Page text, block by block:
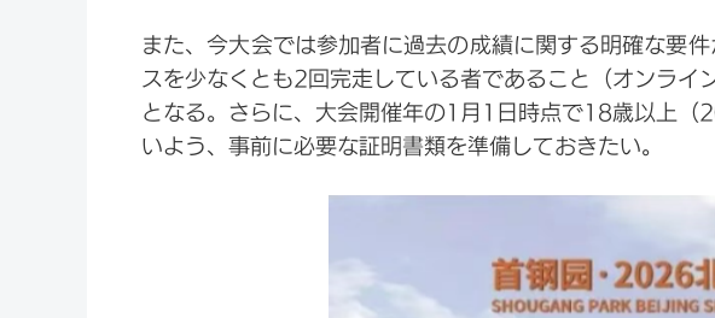
また、今大会では参加者に過去の成績に関する明確な
スを少なくとも2回完走している者であること（オンラ
となる。さらに、大会開催年の1月1日時点で18歳以上
いよう、事前に必要な証明書類を準備しておきたい。